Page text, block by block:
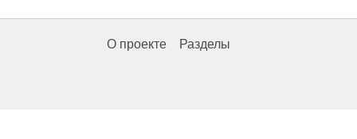
О проекте Разделы